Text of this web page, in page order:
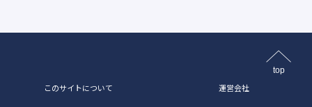
top
このサイトについて 運営会社